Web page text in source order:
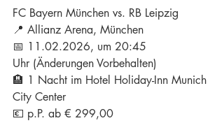
FC Bayern München vs. RB Leipzig
📍 Allianz Arena, München
📅 11.02.2026, um 20:45
Uhr (Änderungen Vorbehalten)
🏨 1 Nacht im Hotel Holiday-Inn Munich
City Center
💶 p.P. ab € 299,00